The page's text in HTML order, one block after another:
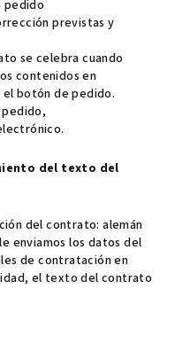
pedido
previstas y
se celebra cuando
contenidos en
el botón de pedido.
del texto del
del contrato: alemán
enviamos los datos del
de contratación en
el texto del contrato